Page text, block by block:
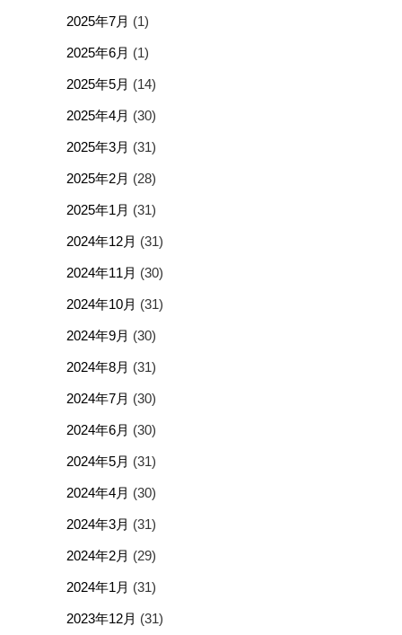
2025年7月 (1)
2025年6月 (1)
2025年5月 (14)
2025年4月 (30)
2025年3月 (31)
2025年2月 (28)
2025年1月 (31)
2024年12月 (31)
2024年11月 (30)
2024年10月 (31)
2024年9月 (30)
2024年8月 (31)
2024年7月 (30)
2024年6月 (30)
2024年5月 (31)
2024年4月 (30)
2024年3月 (31)
2024年2月 (29)
2024年1月 (31)
2023年12月 (31)